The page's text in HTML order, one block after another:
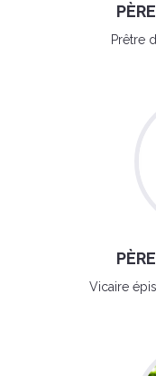
Prêtre
Vicaire